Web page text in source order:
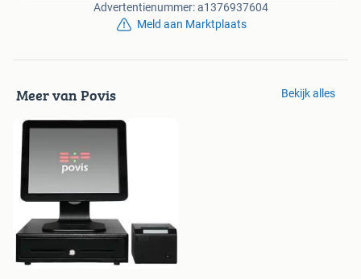
Advertentienummer: a1376937604
Meld aan Marktplaats
Meer van Povis Bekijk alles